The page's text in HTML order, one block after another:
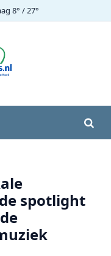
8° / 27°
spotlight